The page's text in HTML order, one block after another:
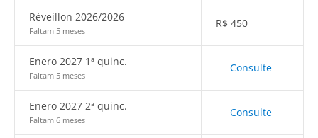
Réveillon 2026/2026
Faltam 5 meses
R$ 450
Enero 2027 1ª quinc.
Faltam 5 meses
Consulte
Enero 2027 2ª quinc.
Faltam 6 meses
Consulte